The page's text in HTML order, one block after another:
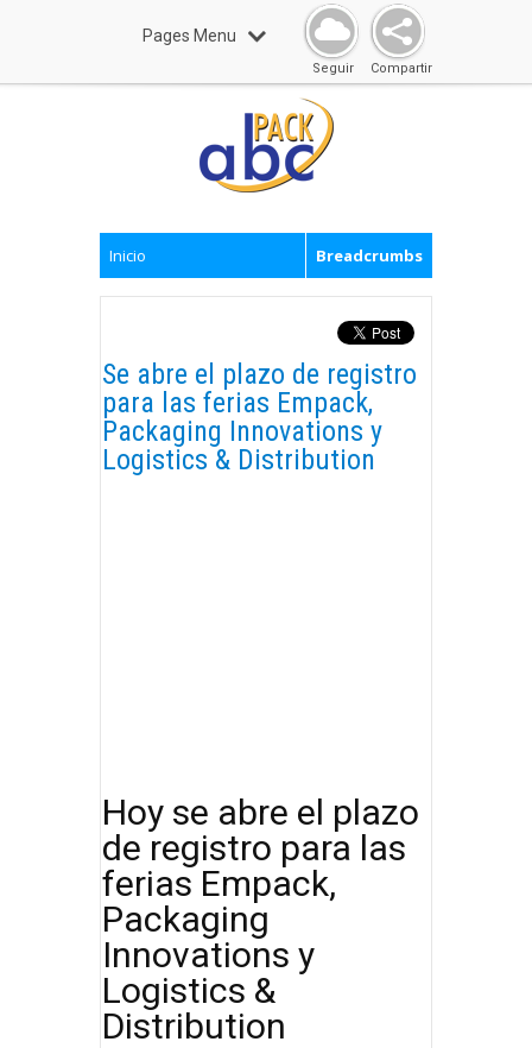
Pages Menu
Compartir
Seguir
Inicio Breadcrumbs
Se abre el plazo de registro
para las ferias Empack,
Packaging Innovations y
Logistics & Distribution
Hoy se abre el plazo
de registro para las
ferias Empack,
Packaging
Innovations y
Logistics &
Distribution